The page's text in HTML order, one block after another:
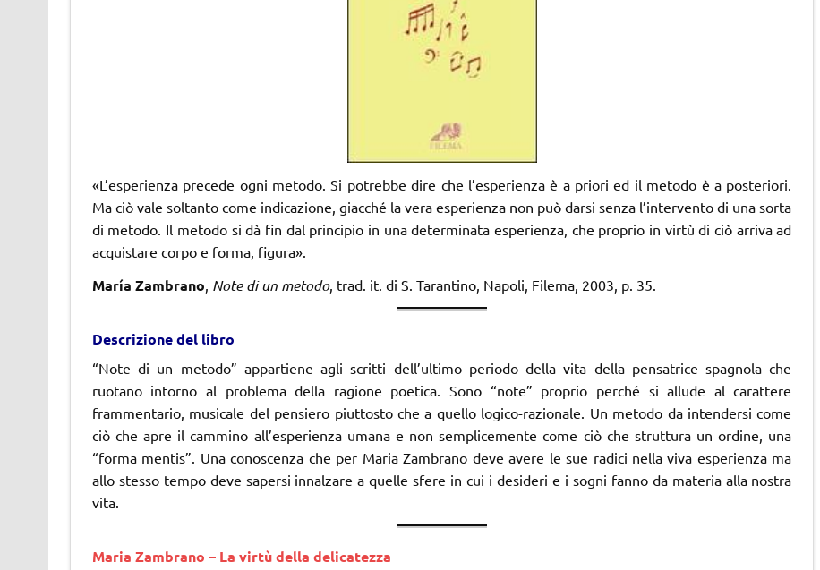
«L’esperienza precede ogni metodo. Si potrebbe dire che l’esperienza è a priori ed il metodo è a posteriori.
Ma ciò vale soltanto come indicazione, giacché la vera esperienza non può darsi senza l’intervento di una sorta
di metodo. Il metodo si dà fin dal principio in una determinata esperienza, che proprio in virtù di ciò arriva ad
acquistare corpo e forma, figura».
María Zambrano Note di un metodo, trad. it. di S. Tarantino, Napoli, Filema, 2003, p. 35.
Descrizione del libro
“Note di un metodo” appartiene agli scritti dell’ultimo periodo della vita della pensatrice spagnola che
ruotano intorno al problema della ragione poetica. Sono “note” proprio perché si allude al carattere
frammentario, musicale del pensiero piuttosto che a quello logico-razionale. Un metodo da intendersi come
ciò che apre il cammino all’esperienza umana e non semplicemente come ciò che struttura un ordine, una
“forma mentis”. Una conoscenza che per Maria Zambrano deve avere le sue radici nella viva esperienza ma
allo stesso tempo deve sapersi innalzare a quelle sfere in cui i desideri e i sogni fanno da materia alla nostra
vita.
Maria Zambrano – La virtù della delicatezza